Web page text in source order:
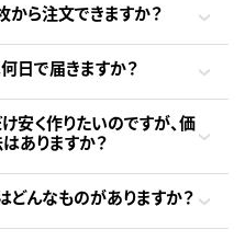
から注文できますか？
日で届きますか？
安く作りたいのですが、価
ありますか？
んなものがありますか？